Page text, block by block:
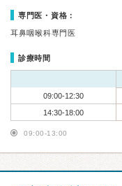
専門医・資格：
耳鼻咽喉科専門医
診療時間
09:00-12:30
14:30-18:00
09:00-13:00